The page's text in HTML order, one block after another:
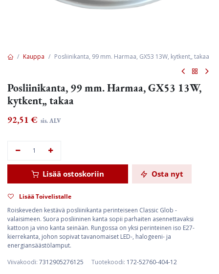
Kauppa Posliinikanta, 99 mm. Harmaa, GX53 13W, kytkent„ takaa
Posliinikanta, 99 mm. Harmaa, GX53 13W,
kytkent„ takaa
92,51 € sis. ALV
Lisää ostoskoriin Osta nyt
Lisää Toivelistalle
Roiskeveden kestävä posliinikanta perinteiseen Classic Glob -
valaisimeen. Suora posliininen kanta sopii parhaiten asennettavaksi
kattoon ja vino kanta seinään. Rungossa on yksi perinteinen iso E27-
kierrekanta, johon sopivat tavanomaiset LED-, halogeeni- ja
energiansäästölamput.
Viivakoodi: 7312905276125 Tuotekoodi: 172-52760-404-12